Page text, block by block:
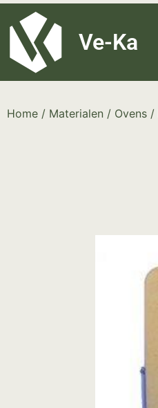
G-8P7N3X5BJ9
Ve-Ka
Home / Materialen / Ovens /